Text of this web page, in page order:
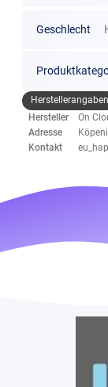
Geschlecht
Herstellerangaben
Hersteller
On
Adresse
Kontakt